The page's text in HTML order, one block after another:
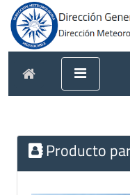
Producto